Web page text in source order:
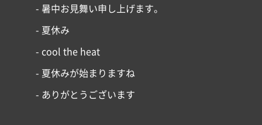
- 暑中お見舞い申し上げます。
- 夏休み
- cool the heat
- 夏休みが始まりますね
- ありがとうございます